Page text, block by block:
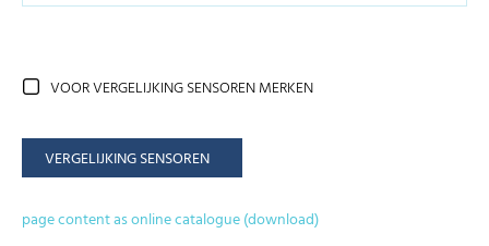
VOOR VERGELIJKING SENSOREN MERKEN
VERGELIJKING SENSOREN
page content as online catalogue (download)